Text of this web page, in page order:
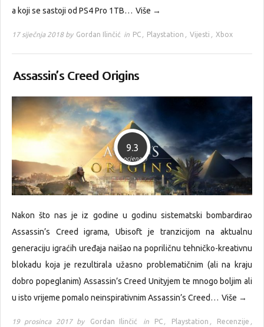
a koji se sastoji od PS4 Pro 1TB… Više →
17 siječnja 2018 by Gordan Ilinčić in PC , Playstation , Vijesti , Xbox
Assassin’s Creed Origins
9.3
ocjena
Nakon što nas je iz godine u godinu sistematski bombardirao
Assassin’s Creed igrama, Ubisoft je tranzicijom na aktualnu
generaciju igraćih uređaja naišao na popriličnu tehničko-kreativnu
blokadu koja je rezultirala užasno problematičnim (ali na kraju
dobro popeglanim) Assassin’s Creed Unityjem te mnogo boljim ali
u isto vrijeme pomalo neinspirativnim Assassin’s Creed… Više →
19 prosinca 2017 by Gordan Ilinčić in PC , Playstation , Recenzije ,